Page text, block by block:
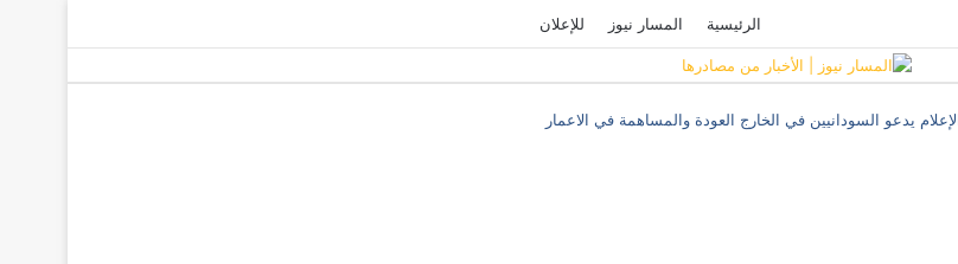
‫YouTubeتسجيل الدخول
الرئيسية المسار نيوز للإعلان
يدعو السودانيين في الخارج العودة والمساهمة في الاعمار